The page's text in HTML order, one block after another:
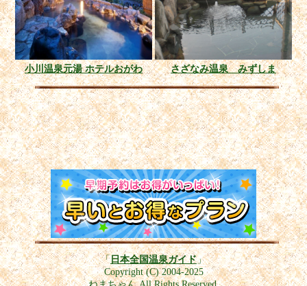
小川温泉元湯 ホテルおがわ さざなみ温泉 みずしま
「日本全国温泉ガイド」
Copyright (C) 2004-2025
ねまちゃん All Rights Reserved.